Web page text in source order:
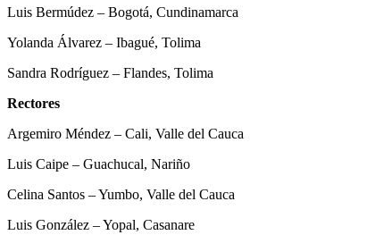
Luis Bermúdez – Bogotá, Cundinamarca
Yolanda Álvarez – Ibagué, Tolima
Sandra Rodríguez – Flandes, Tolima
Rectores
Argemiro Méndez – Cali, Valle del Cauca
Luis Caipe – Guachucal, Nariño
Celina Santos – Yumbo, Valle del Cauca
Luis González – Yopal, Casanare